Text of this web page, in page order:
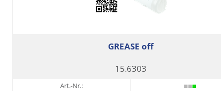
GREASE off
15.6303
Art.-Nr.: